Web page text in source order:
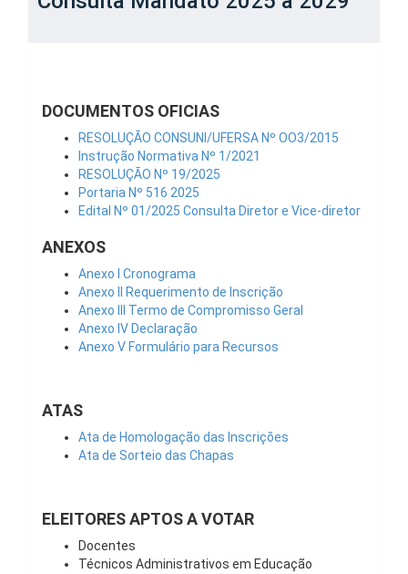
DOCUMENTOS OFICIAS
RESOLUÇÃO CONSUNI/UFERSA Nº OO3/2015
Instrução Normativa Nº 1/2021
RESOLUÇÃO Nº 19/2025
Portaria Nº 516 2025
Edital Nº 01/2025 Consulta Diretor e Vice-diretor
ANEXOS
Anexo I Cronograma
Anexo II Requerimento de Inscrição
Anexo III Termo de Compromisso Geral
Anexo IV Declaração
Anexo V Formulário para Recursos
ATAS
Ata de Homologação das Inscrições
Ata de Sorteio das Chapas
ELEITORES APTOS A VOTAR
Docentes
Técnicos Administrativos em Educação